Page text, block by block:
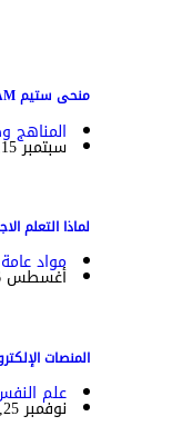
منحى ستيم STEAM التعليمي
المناهج
سبتمبر 15, 2019
لماذا التعلم
مواد عامة
أغسطس 6, 2020
المنصات
علم
نوفمبر 25, 2020